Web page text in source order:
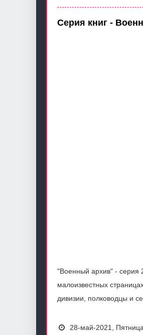
Серия книг -
"Военный архив" - серия
малоизвестных
дивизии, полководцы и
28-май-2021, Пятница